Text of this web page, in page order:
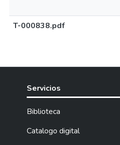
T-000838.pdf
Servicios
Biblioteca
Catalogo digital